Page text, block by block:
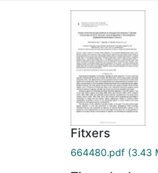
Fitxers
664480.pdf (3.43